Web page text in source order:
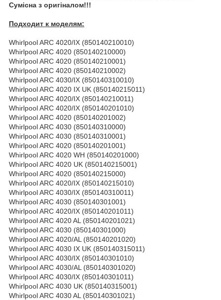
Сумісна з оригіналом!!!
Подходит к моделям:
Whirlpool ARC 4020/IX (850140210010)
Whirlpool ARC 4020 (850140210000)
Whirlpool ARC 4020 (850140210001)
Whirlpool ARC 4020 (850140210002)
Whirlpool ARC 4030/IX (850140310010)
Whirlpool ARC 4020 IX UK (850140215011)
Whirlpool ARC 4020/IX (850140210011)
Whirlpool ARC 4020/IX (850140201010)
Whirlpool ARC 4020 (850140201002)
Whirlpool ARC 4030 (850140310000)
Whirlpool ARC 4030 (850140310001)
Whirlpool ARC 4020 (850140201001)
Whirlpool ARC 4020 WH (850140201000)
Whirlpool ARC 4020 UK (850140215001)
Whirlpool ARC 4020 (850140215000)
Whirlpool ARC 4020/IX (850140215010)
Whirlpool ARC 4030/IX (850140310011)
Whirlpool ARC 4030 (850140301001)
Whirlpool ARC 4020/IX (850140201011)
Whirlpool ARC 4020 AL (850140201021)
Whirlpool ARC 4030 (850140301000)
Whirlpool ARC 4020/AL (850140201020)
Whirlpool ARC 4030 IX UK (850140315011)
Whirlpool ARC 4030/IX (850140301010)
Whirlpool ARC 4030/AL (850140301020)
Whirlpool ARC 4030/IX (850140301011)
Whirlpool ARC 4030 UK (850140315001)
Whirlpool ARC 4030 AL (850140301021)